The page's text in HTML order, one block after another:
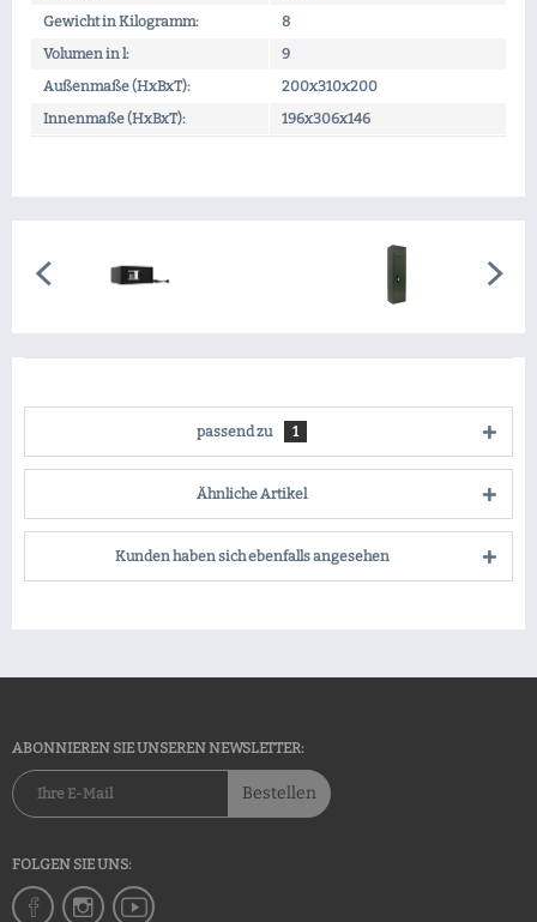
Gewicht in Kilogramm:
8
Volumen in l:
9
Außenmaße (HxBxT):
200x310x200
Innenmaße (HxBxT):
196x306x146
passend zu 1
Ähnliche Artikel
Kunden haben sich ebenfalls angesehen
ABONNIEREN SIE UNSEREN NEWSLETTER:
Bestellen
FOLGEN SIE UNS: